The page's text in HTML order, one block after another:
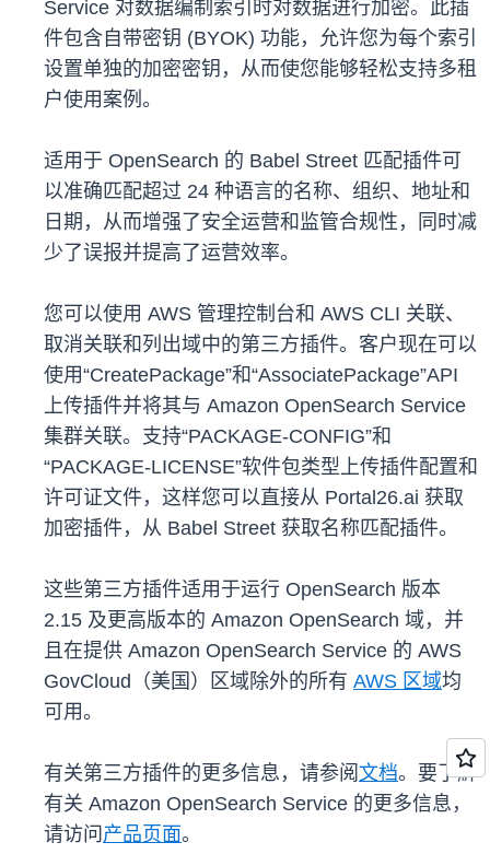
Service 对数据编制索引时对数据进行加密。此插
件包含自带密钥 (BYOK) 功能，允许您为每个索引
设置单独的加密密钥，从而使您能够轻松支持多租
户使用案例。
适用于 OpenSearch 的 Babel Street 匹配插件可
以准确匹配超过 24 种语言的名称、组织、地址和
日期，从而增强了安全运营和监管合规性，同时减
少了误报并提高了运营效率。
您可以使用 AWS 管理控制台和 AWS CLI 关联、
取消关联和列出域中的第三方插件。客户现在可以
使用“CreatePackage”和“AssociatePackage”API
上传插件并将其与 Amazon OpenSearch Service
集群关联。支持“PACKAGE-CONFIG”和
“PACKAGE-LICENSE”软件包类型上传插件配置和
许可证文件，这样您可以直接从 Portal26.ai 获取
加密插件，从 Babel Street 获取名称匹配插件。
这些第三方插件适用于运行 OpenSearch 版本
2.15 及更高版本的 Amazon OpenSearch 域，并
且在提供 Amazon OpenSearch Service 的 AWS
GovCloud（美国）区域除外的所有 AWS 区域均
可用。
有关第三方插件的更多信息，请参阅 文档。要了解
有关 Amazon OpenSearch Service 的更多信息，
请访问 产品页面。